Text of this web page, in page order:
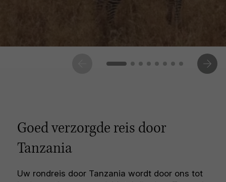
Goed verzorgde reis door
Tanzania
Uw rondreis door Tanzania wordt door ons tot